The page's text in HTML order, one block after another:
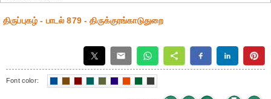
திருப்புகழ் - பாடல் 879 - திருக்குரங்காடுதுறை
Font color: